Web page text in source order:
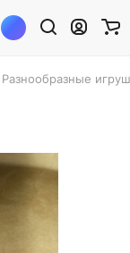
Разнообразные